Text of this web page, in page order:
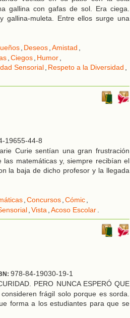
gallina con gafas de sol. Era ciega.
gallina-muleta. Entre ellos surge una
, Deseos,Amistad ,
,Ciegos, Humor,
Sensorial, Respeto a la Diversidad ,
19655-44-8
Curie sentían una gran frustración
matemáticas y, siempre recibían el
la baja de dicho profesor y la llegada
,Concursos,Cómic,
,Vista,Acoso Escolar.
978-84-19030-19-1
PERO NUNCA ESPERÓ QUE
frágil solo porque es sorda.
forma a los estudiantes para que se